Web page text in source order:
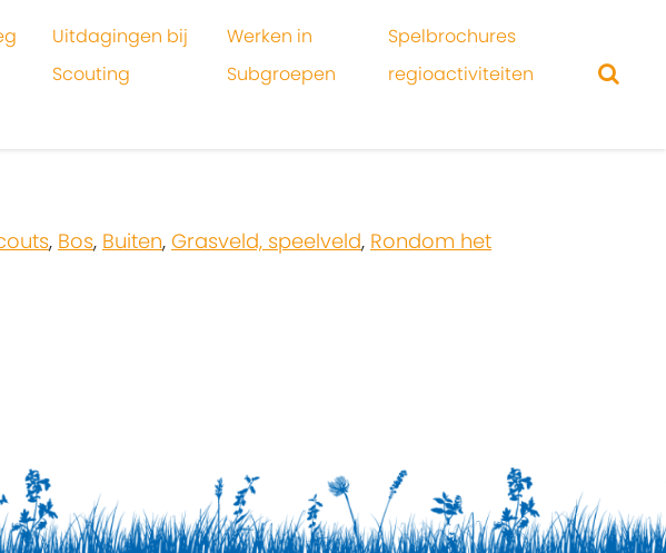
Uitdagingen bij
Scouting
Werken in
Subgroepen
Spelbrochures
regioactiviteiten
, Bos, Buiten, Grasveld, speelveld, Rondom het